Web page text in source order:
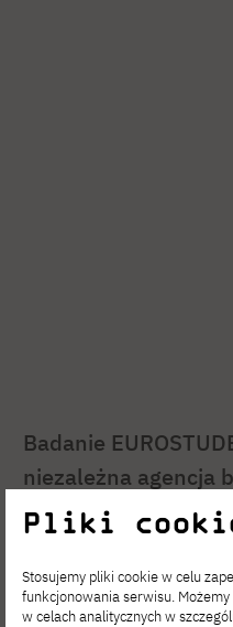
Badanie
niezależna agencja
na zlecenie
Pliki
Stosujemy pliki cookie w celu
funkcjonowania serwisu.
w celach analitycznych w